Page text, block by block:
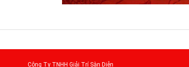
Công Ty TNHH Giải Trí Sàn Diễn